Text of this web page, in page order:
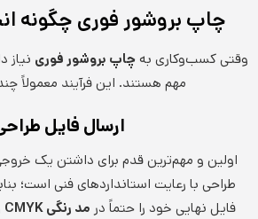
چاپ بروشور فوری چگونه
وقتی کسب‌وکاری بهچاپ بروشور فوری نیاز
مهم هستند. این فرآیند معمولاً
ارسال فایل
اولین و مهم‌ترین قدم برای داشتن یک
طراحی با رعایت استانداردهای فنی است؛
فایل نهایی خود را حتماً در مد رنگی CMYK